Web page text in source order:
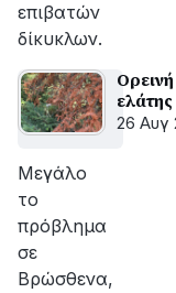
επιβατών
δίκυκλων.
ελάτης
26 Αυγ
Μεγάλο
το
πρόβλημα
σε
Βρώσθενα,